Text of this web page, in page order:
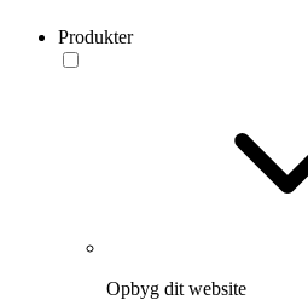
Produkter
Opbyg dit website